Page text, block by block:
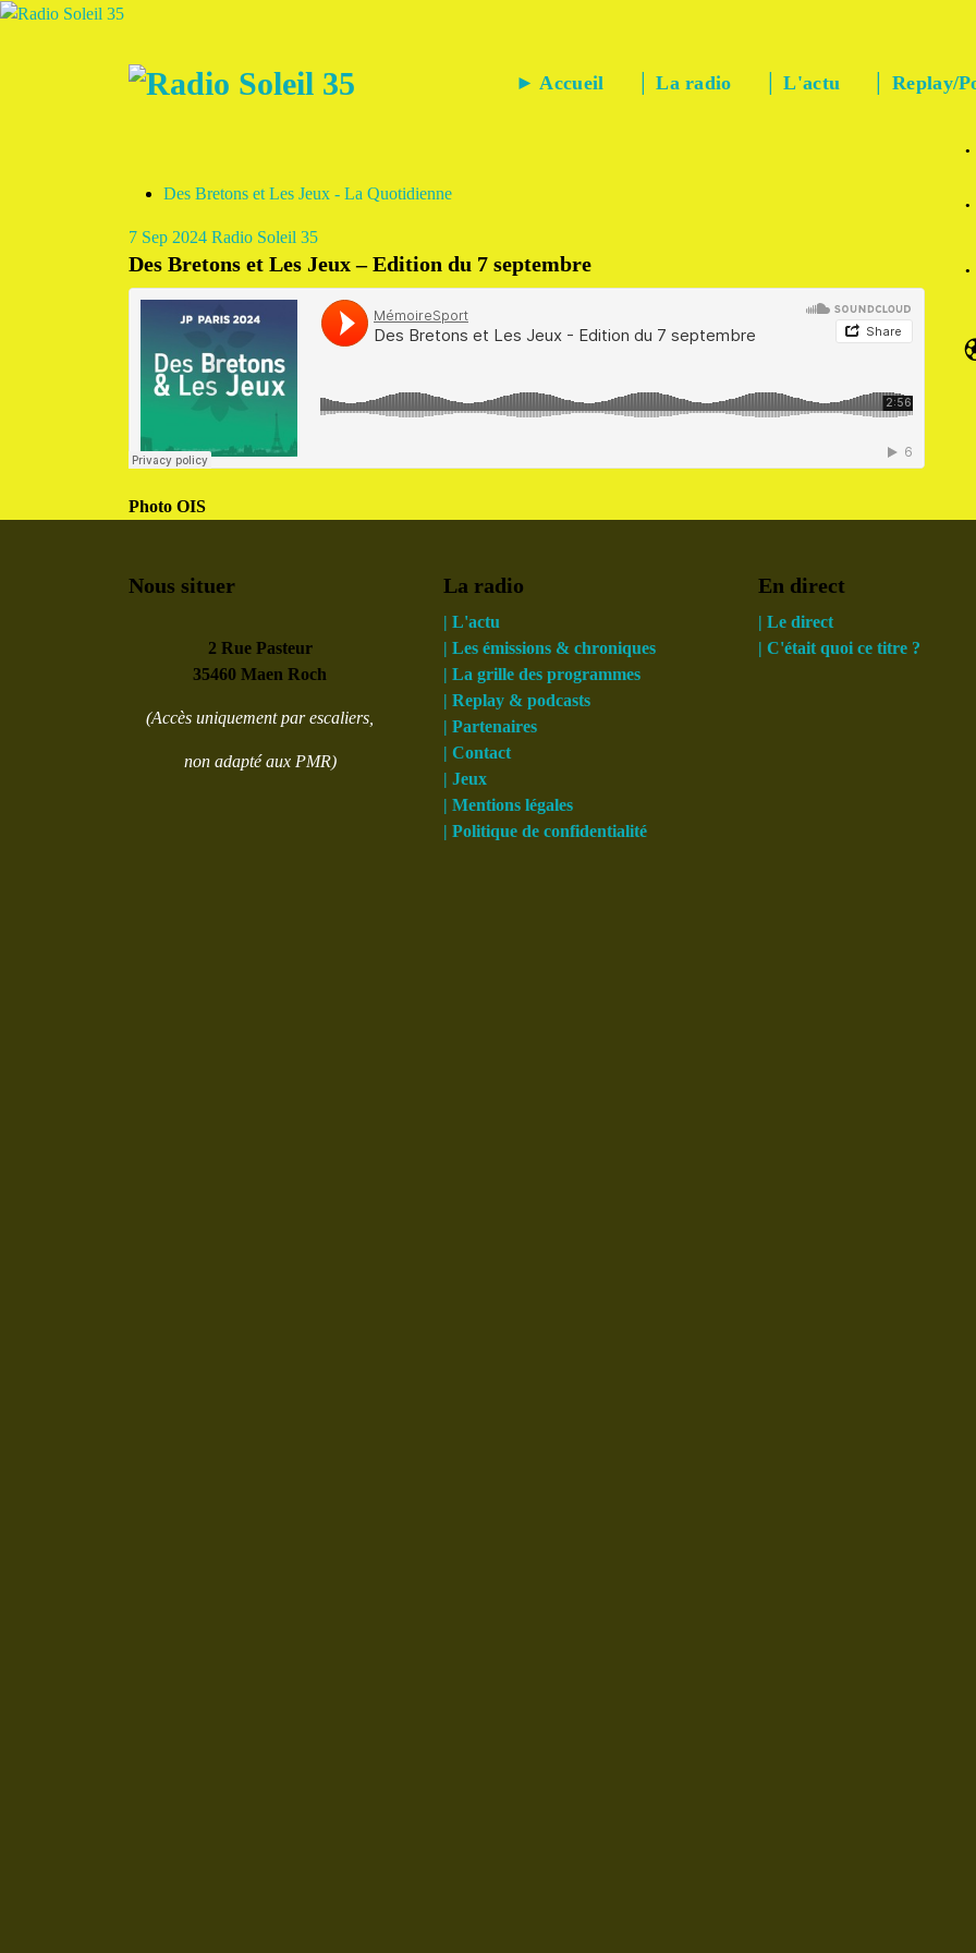
Aller
► Accueil │ La radio │ L'actu │ Replay/
Des Bretons et Les Jeux - La Quotidienne
7 Sep 2024 Radio Soleil 35
Des Bretons et Les Jeux – Edition du 7 septembre
Photo OIS
Nous situer
2 Rue Pasteur
35460 Maen Roch
(Accès uniquement par escaliers,
non adapté aux PMR)
La radio
| L'actu
| Les émissions & chroniques
| La grille des programmes
| Replay & podcasts
| Partenaires
| Contact
| Jeux
| Mentions légales
| Politique de confidentialité
En direct
| Le direct
| C'était quoi ce titre ?